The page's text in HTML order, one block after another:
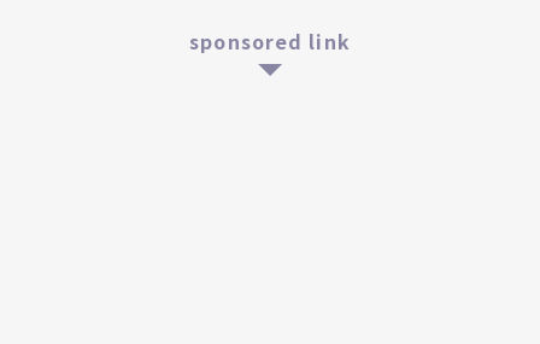
sponsored link